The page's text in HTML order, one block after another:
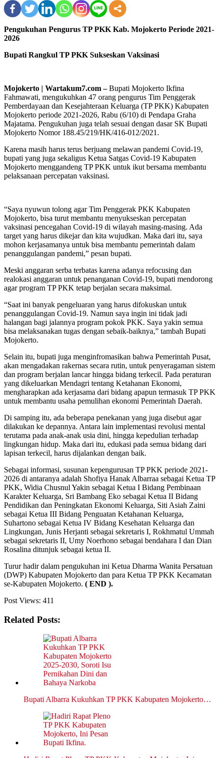
Pengukuhan Pengurus TP PKK Kab. Mojokerto Periode 2021-
2026
Bupati Rangkul TP PKK Sukseskan Vaksinasi
Mojokerto | Wartakum7.com –Bupati Mojokerto Ikfina
Fahmawati, mengukuhkan 47 orang pengurus Tim Penggerak
Pemberdayaan dan Kesejahteraan Keluarga (TP PKK) Kabupaten
Mojokerto periode 2021-2026, Rabu (6/10) di Pendapa Graha
Majatama. Pengukuhan juga telah sesuai dengan dasar SK Bupati
Mojokerto Nomor 188.45/219/HK/416-012/2021.
Karena masih harus terus berjuang melawan pandemi Covid-19,
bupati yang juga sekaligus Ketua Satgas Covid-19 Kabupaten
Mojokerto menggandeng TP PKK untuk ikut bersama membantu
pelaksanaan percepatan vaksinasi.
“Saya nyuwun tolong agar Tim Penggerak PKK Kabupaten
Mojokerto, bisa turut membantu menyukseskan percepatan
vaksinasi pencegahan Covid-19 di wilayah masing-masing. Ada
target yang harus dikejar dan kita wujudkan. Maka dari itu, saya
mohon kerjasamanya untuk bisa membantu pemerintah dalam
penanggulangan pandemi,” pesan bupati.
Meski anggaran serba terbatas karena adanya refocusing dan
realokasi anggaran untuk penanganan Covid-19, bupati mendorong
agar program TP PKK tetap berjalan secara maksimal.
“Saat ini banyak pengeluaran yang harus difokuskan untuk
penanggulangan Covid-19. Namun saya ingin ini tidak jadi
halangan bagi jalannya program pokok PKK. Saya yakin semua
bisa melaksanakan tugas dengan sebaik-baiknya,” tambah Bupati
Mojokerto.
Selain itu, bupati juga menginfromasikan bahwa Pemerintah Pusat,
akan mengadakan rakernas secara rutin, untuk penyeragaman sistem
dan program berjalan lancar hingga bidang terkecil. Pada peraturan
yang dikeluarkan Mendagri tentang Ketahanan Ekonomi,
mengharapkan ada kerjasama dari bidang apapun termasuk TP PKK
untuk membantu usaha pemulihan ekonomi Pemerintah Daerah.
Di samping itu, ada beberapa penekanan yang juga disebut agar
dilakukan ke depannya. Antara lain implementasi revolusi mental
terutama pada anak-anak usia dini, hingga kepedulian terhadap
lingkungan hidup. Maka dari itu, edukasi pada semua bidang dari
lapisan terkecil, harus dijalankan dengan baik.
Sebagai informasi, susunan kepengurusan TP PKK periode 2021-
2026 di antaranya adalah Shofiya Hanak Albarraa sebagai Ketua TP
PKK, Widia Chusnul Yakin sebagai Ketua I Bidang Pembinaan
Karakter Keluarga, Sri Bambang Eko sebagai Ketua II Bidang
Pendidikan dan Peningkatan Ekonomi Keluarga, Siti Asiah Zaini
sebagai Ketua III Bidang Penguatan Ketahanan Keluarga,
Suhartono sebagai Ketua IV Bidang Kesehatan Keluarga dan
Lingkungan, Junis Herjanti sebagai sekretaris I, Rokhmatul Ummah
sebagai sekretaris II, Umy Noerhono sebagai bendahara I dan Dian
Rosalina ditunjuk sebagai ketua II.
Turur hadir dalam pengukuhan ini Ketua Dharma Wanita Persatuan
(DWP) Kabupaten Mojokerto dan para Ketua TP PKK Kecamatan
se-Kabupaten Mojokerto. ( END ).
Post Views: 411
Related Posts:
Bupati Albarra Kukuhkan TP PKK Kabupaten Mojokerto…